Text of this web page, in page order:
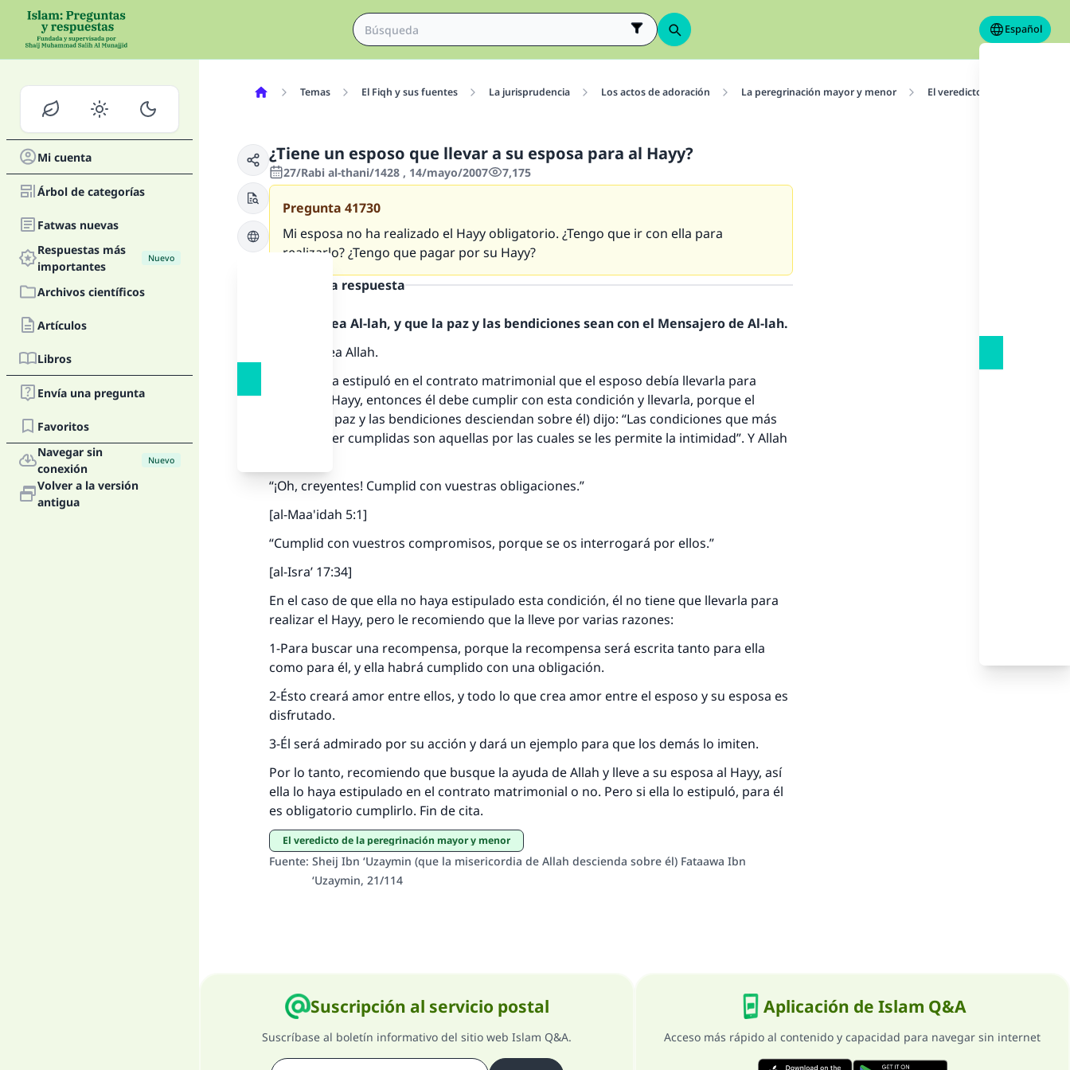
Español
Mi cuenta
Árbol de categorías
Fatwas nuevas
Respuestas más
importantes
Nuevo
Archivos científicos
Artículos
Libros
Envía una pregunta
Favoritos
Navegar sin
conexión
Nuevo
Volver a la versión
antigua
Temas El Fiqh y sus fuentes La jurisprudencia Los actos de adoración La peregrinación mayor y menor El veredicto de la
¿Tiene un esposo que llevar a su esposa para al Hayy?
27/Rabi al-thani/1428 , 14/mayo/2007 7,175
Pregunta 41730
Mi esposa no ha realizado el Hayy obligatorio. ¿Tengo que ir con ella para
realizarlo? ¿Tengo que pagar por su Hayy?
Texto de la respuesta
Alabado sea Al-lah, y que la paz y las bendiciones sean con el Mensajero de Al-lah.
Alabado sea Allah.
Si la esposa estipuló en el contrato matrimonial que el esposo debía llevarla para
realizar el Hayy, entonces él debe cumplir con esta condición y llevarla, porque el
Profeta (la paz y las bendiciones desciendan sobre él) dijo: “Las condiciones que más
merecen ser cumplidas son aquellas por las cuales se les permite la intimidad”. Y Allah
“¡Oh, creyentes! Cumplid con vuestras obligaciones.”
[al-Maa'idah 5:1]
“Cumplid con vuestros compromisos, porque se os interrogará por ellos.”
[al-Isra’ 17:34]
En el caso de que ella no haya estipulado esta condición, él no tiene que llevarla para
realizar el Hayy, pero le recomiendo que la lleve por varias razones:
1-Para buscar una recompensa, porque la recompensa será escrita tanto para ella
como para él, y ella habrá cumplido con una obligación.
2-Ésto creará amor entre ellos, y todo lo que crea amor entre el esposo y su esposa es
disfrutado.
3-Él será admirado por su acción y dará un ejemplo para que los demás lo imiten.
Por lo tanto, recomiendo que busque la ayuda de Allah y lleve a su esposa al Hayy, así
ella lo haya estipulado en el contrato matrimonial o no. Pero si ella lo estipuló, para él
es obligatorio cumplirlo. Fin de cita.
El veredicto de la peregrinación mayor y menor
Fuente: Sheij Ibn ‘Uzaymin (que la misericordia de Allah descienda sobre él) Fataawa Ibn
‘Uzaymin, 21/114
Suscripción al servicio postal
Suscríbase al boletín informativo del sitio web Islam Q&A.
Aplicación de Islam Q&A
Acceso más rápido al contenido y capacidad para navegar sin internet
La respuesta no. 110845 salvó un matrimonio.
Desde la Q hasta la A, su contribución ayuda a IslamQA.
"Una persona que orienta a otros a hacer el bien obtendrá la
misma recompensa que aquellos que lo realicen."
(MUSLIM, 1893)